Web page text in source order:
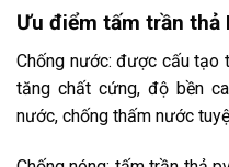
Ưu điểm tấm trần thả
Chống nước: được cấu tạo
tăng chất cứng, độ bền
nước, chống thấm nước